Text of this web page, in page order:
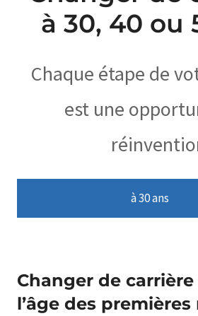
à 30, 40 ou
Chaque étape de
est une
à 30 ans
Changer de carrière
l’âge des premières